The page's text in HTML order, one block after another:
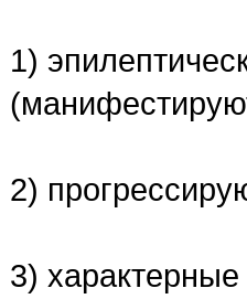
1)
2)
3)